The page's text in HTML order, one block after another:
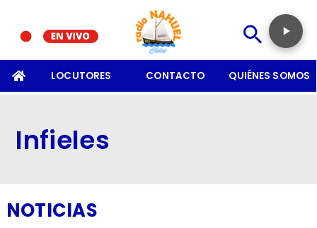
LOCUTORES CONTACTO QUIÉNES SOMOS
Infieles
NOTICIAS